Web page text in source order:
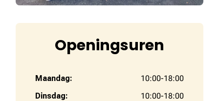
Openingsuren
Maandag:
10:00-18:00
Dinsdag:
10:00-18:00